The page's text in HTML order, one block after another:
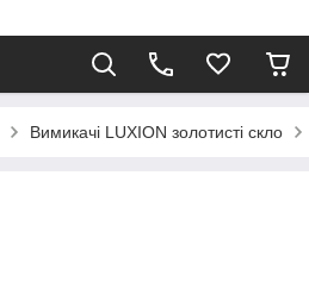
Вимикачі LUXION золотисті скло